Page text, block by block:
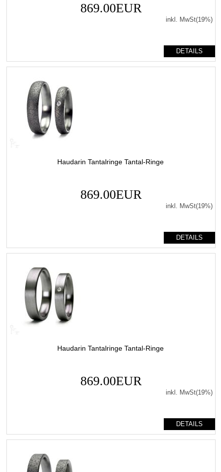
869.00EUR
inkl. MwSt(19%)
DETAILS
Haudarin Tantalringe Tantal-Ringe
869.00EUR
inkl. MwSt(19%)
DETAILS
Haudarin Tantalringe Tantal-Ringe
869.00EUR
inkl. MwSt(19%)
DETAILS